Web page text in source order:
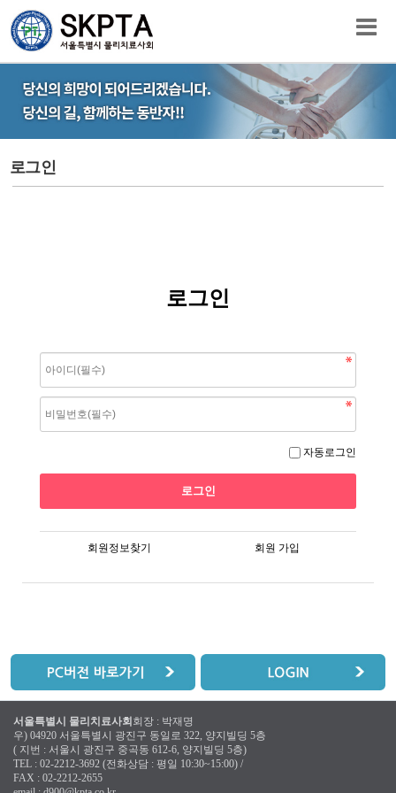
로그인
로그인
자동로그인
회원정보찾기 회원 가입
서울특별시 물리치료사회회장 : 박재명
우) 04920 서울특별시 광진구 동일로 322, 양지빌딩 5층
( 지번 : 서울시 광진구 중곡동 612-6, 양지빌딩 5층)
TEL : 02-2212-3692 (전화상담 : 평일 10:30~15:00) /
FAX : 02-2212-2655